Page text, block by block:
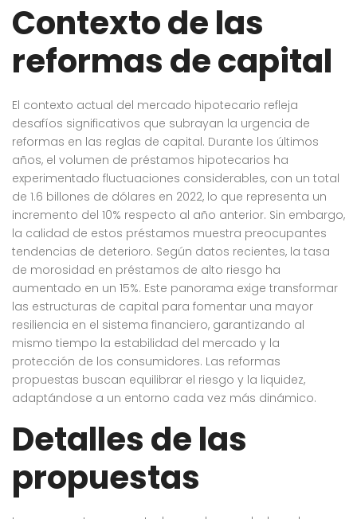
Contexto de las
reformas de capital
El contexto actual del mercado hipotecario refleja
desafíos significativos que subrayan la urgencia de
reformas en las reglas de capital. Durante los últimos
años, el volumen de préstamos hipotecarios ha
experimentado fluctuaciones considerables, con un total
de 1.6 billones de dólares en 2022, lo que representa un
incremento del 10% respecto al año anterior. Sin embargo,
la calidad de estos préstamos muestra preocupantes
tendencias de deterioro. Según datos recientes, la tasa
de morosidad en préstamos de alto riesgo ha
aumentado en un 15%. Este panorama exige transformar
las estructuras de capital para fomentar una mayor
resiliencia en el sistema financiero, garantizando al
mismo tiempo la estabilidad del mercado y la
protección de los consumidores. Las reformas
propuestas buscan equilibrar el riesgo y la liquidez,
adaptándose a un entorno cada vez más dinámico.
Detalles de las
propuestas